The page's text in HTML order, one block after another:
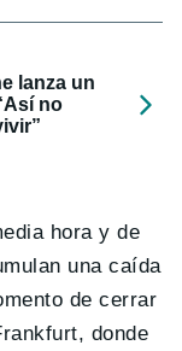
lanza un
no
hora y de
una caída
de cerrar
donde